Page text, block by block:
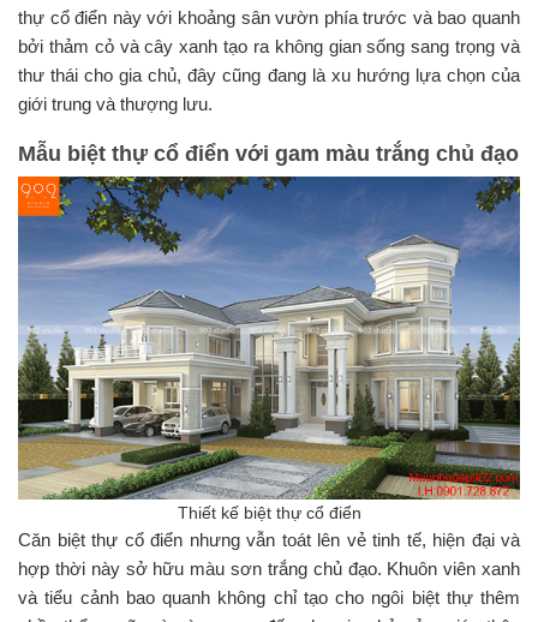
thự cổ điển này với khoảng sân vườn phía trước và bao quanh
bởi thảm cỏ và cây xanh tạo ra không gian sống sang trọng và
thư thái cho gia chủ, đây cũng đang là xu hướng lựa chọn của
giới trung và thượng lưu.
Mẫu biệt thự cổ điển với gam màu trắng chủ đạo
Thiết kế biệt thự cổ điển
Căn biệt thự cổ điển nhưng vẫn toát lên vẻ tinh tế, hiện đại và
hợp thời này sở hữu màu sơn trắng chủ đạo. Khuôn viên xanh
và tiểu cảnh bao quanh không chỉ tạo cho ngôi biệt thự thêm